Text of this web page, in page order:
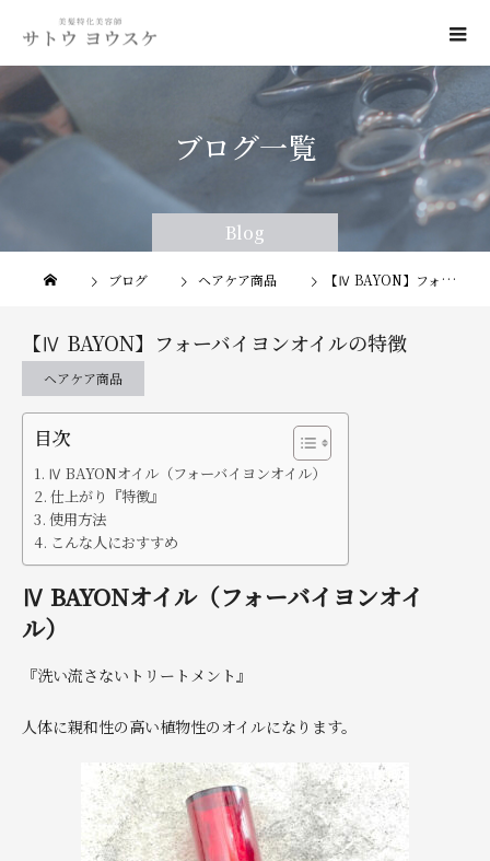
Blog
Blog
ブログ一覧
ブログ ヘアケア商品 【Ⅳ BAYON】フォーバイヨンオイルの特徴
【Ⅳ BAYON】フォーバイヨンオイルの特徴
ヘアケア商品
目次
Ⅳ BAYONオイル（フォーバイヨンオイル）
仕上がり『特徴』
使用方法
こんな人におすすめ
Ⅳ BAYONオイル（フォーバイヨンオイ
ル）
『洗い流さないトリートメント』
人体に親和性の高い植物性のオイルになります。